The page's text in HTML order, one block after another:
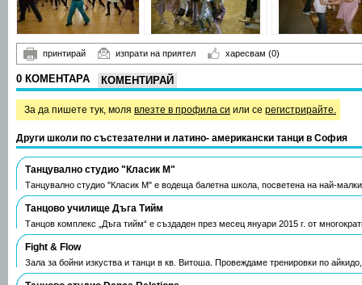
принтирай изпрати на приятел харесвам (0)
0 КОМЕНТАРА КОМЕНТИРАЙ
За да пишете тук, моля влезте в профила си или се регистрирайте.
Други школи по състезателни и латино- американски танци в София
Танцувално студио "Класик М"
Танцувално студио "Класик М" е водеща балетна школа, посветена на най-
Танцово училище Дъга Тийм
Танцов комплекс „Дъга тийм“ е създаден през месец януари 2015 г. от
Fight & Flow
Зала за бойни изкуства и танци в кв. Витоша. Провеждаме тренировки по